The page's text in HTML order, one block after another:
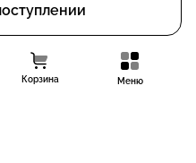
Корзина Меню